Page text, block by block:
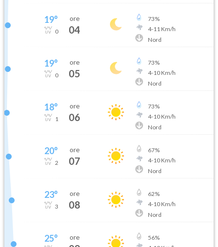
19°
0
ore
04
73%
4-11Km/h
Nord
19°
0
ore
05
73%
4-10Km/h
Nord
18°
1
ore
06
73%
4-10Km/h
Nord
20°
2
ore
07
67%
4-10Km/h
Nord
23°
3
ore
08
62%
4-10Km/h
Nord
25° ore 56%